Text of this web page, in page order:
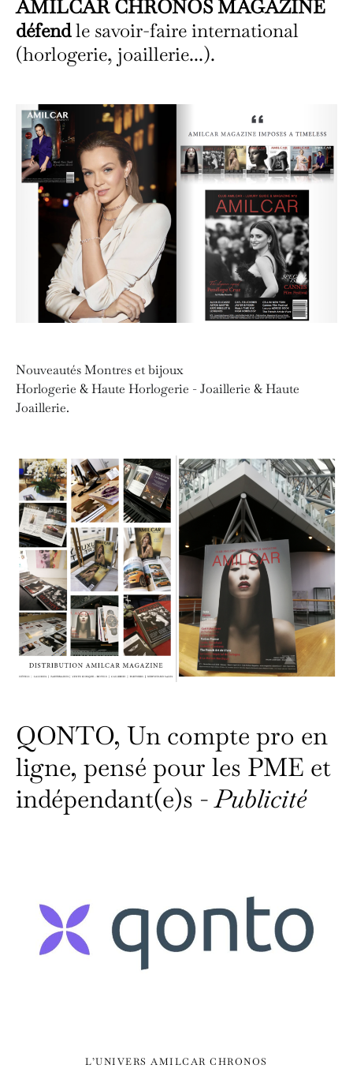
AMILCAR CHRONOS MAGAZINE
défendle savoir-faire international
(horlogerie, joaillerie...).
Nouveautés Montres et bijoux
Horlogerie & Haute Horlogerie - Joaillerie & Haute
Joaillerie.
QONTO, Un compte pro en
ligne, pensé pour les PME et
indépendant(e)s -Publicité
L’UNIVERS AMILCAR CHRONOS